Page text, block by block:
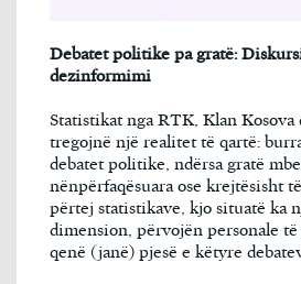
Debatet politike pa gratë:
dezinformimi
Statistikat nga RTK, Klan
tregojnë një realitet të qartë:
debatet politike, ndërsa gratë
nënpërfaqësuara ose krejtësisht
përtej statistikave, kjo situatë ka
dimension, përvojën personale të
qenë (janë) pjesë e këtyre